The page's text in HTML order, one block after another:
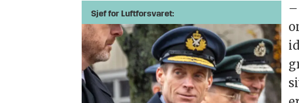
Sjef for Luftforsvaret: